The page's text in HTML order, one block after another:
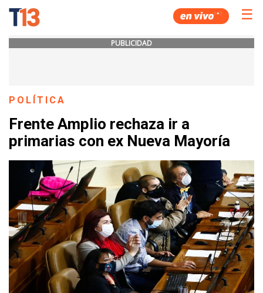
☰
PUBLICIDAD
POLÍTICA
Frente Amplio rechaza ir a
primarias con ex Nueva Mayoría